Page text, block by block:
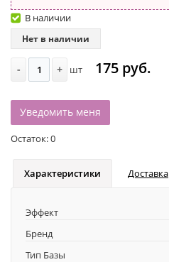
В наличии
Нет в наличии
- + шт 175 руб.
Уведомить меня
Остаток:0
Характеристики Доставка
Эффект
Бренд
Тип Базы